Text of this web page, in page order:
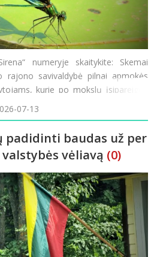
numeryje skaitykite: Skemai
rajono savivaldybė pilnai apmokės
kurie po mokslų įsipareigos
namuose. Puiki proga norintiems
07-13
padidinti baudas už per
vėliavą (0)